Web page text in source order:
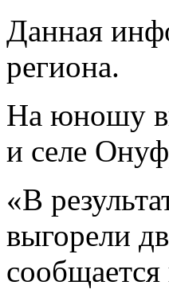
Данная
региона.
На юношу
и селе
«В
выгорели